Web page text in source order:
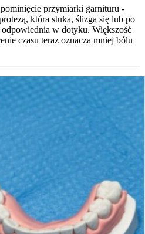
przymiarki garnituru -
która stuka, ślizga się lub po
w dotyku. Większość
czasu teraz oznacza mniej bólu